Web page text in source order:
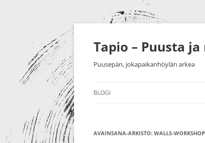
Siirry
Tapio – Puusta
Puusepän, jokapaikanhöylän arkea
BLOGI
PUUTYÖT
AVAINSANA-ARKISTO: WALLS-WORKSHOP